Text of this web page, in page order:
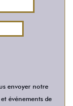
envoyer notre
événements de